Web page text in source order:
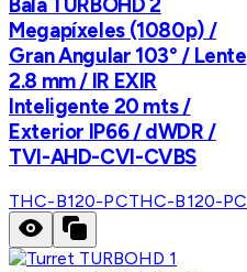
Megapíxeles (1080p) /
Gran Angular 103° / Lente
2.8 mm / IR EXIR
Inteligente 20 mts /
Exterior IP66 / dWDR /
TVI-AHD-CVI-CVBS
THC-B120-PCTHC-B120-PC